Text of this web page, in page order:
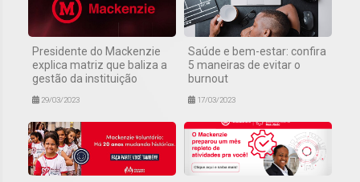
Presidente do Mackenzie
explica matriz que baliza a
gestão da instituição
29/03/2023
Saúde e bem-estar: confira
5 maneiras de evitar o
burnout
17/03/2023